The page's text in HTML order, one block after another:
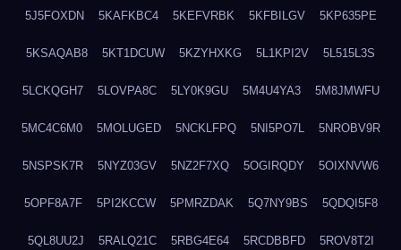
5J5FOXDN 5KAFKBC4 5KEFVRBK 5KFBILGV 5KP635PE
5KSAQAB8 5KT1DCUW 5KZYHXKG 5L1KPI2V 5L515L3S
5LCKQGH7 5LOVPA8C 5LY0K9GU 5M4U4YA3 5M8JMWFU
5MC4C6M0 5MOLUGED 5NCKLFPQ 5NI5PO7L 5NROBV9R
5NSPSK7R 5NYZ03GV 5NZ2F7XQ 5OGIRQDY 5OIXNVW6
5OPF8A7F 5PI2KCCW 5PMRZDAK 5Q7NY9BS 5QDQI5F8
5QL8UU2J 5RALQ21C 5RBG4E64 5RCDBBFD 5ROV8T2I